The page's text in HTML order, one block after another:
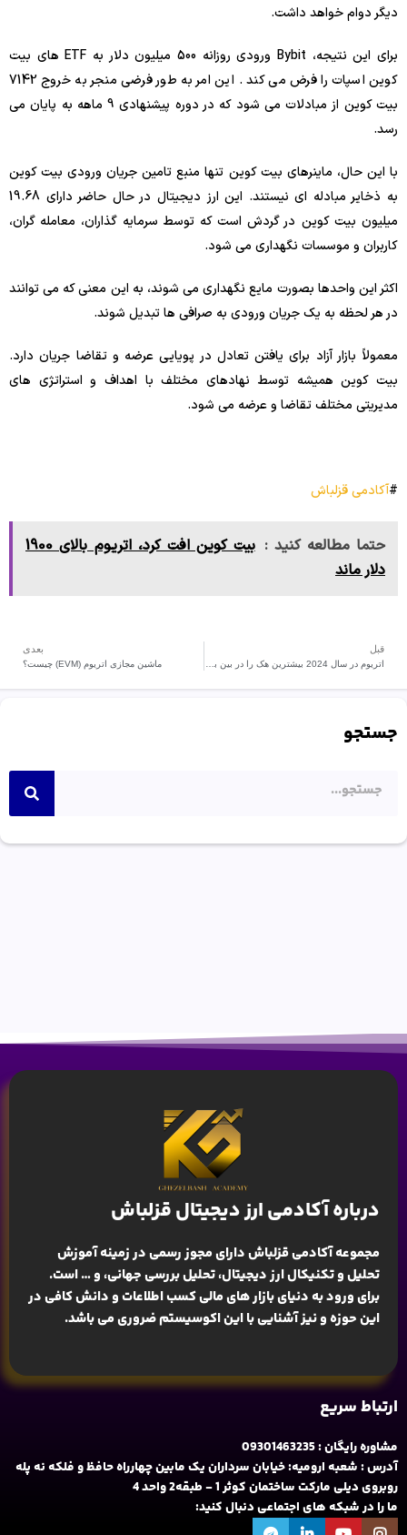
دیگر دوام خواهد داشت.
برای این نتیجه، Bybit ورودی روزانه 500 میلیون دلار به ETF های بیت
کوین اسپات را فرض می کند . این امر به طور فرضی منجر به خروج 7142
بیت کوین از مبادلات می شود که در دوره پیشنهادی 9 ماهه به پایان می
رسد.
با این حال، ماینرهای بیت کوین تنها منبع تامین جریان ورودی بیت کوین
به ذخایر مبادله ای نیستند. این ارز دیجیتال در حال حاضر دارای 19.68
میلیون بیت کوین در گردش است که توسط سرمایه گذاران، معامله گران،
کاربران و موسسات نگهداری می شود.
اکثر این واحدها بصورت مایع نگهداری می شوند، به این معنی که می توانند
در هر لحظه به یک جریان ورودی به صرافی ها تبدیل شوند.
معمولاً بازار آزاد برای یافتن تعادل در پویایی عرضه و تقاضا جریان دارد.
بیت کوین همیشه توسط نهادهای مختلف با اهداف و استراتژی های
مدیریتی مختلف تقاضا و عرضه می شود.
#آکادمی قزلباش
حتما مطالعه کنید :
بیت کوین افت کرد، اتریوم بالای 1900
دلار ماند
قبل
اتریوم در سال 2024 بیشترین هک را در بین بلاک چین ها دارد.!
بعدی
ماشین مجازی اتریوم (EVM) چیست؟
جستجو
درباره آکادمی ارز دیجیتال قزلباش
مجموعه آکادمی قزلباش دارای مجوز رسمی در زمینهآموزش
تحلیل و تکنیکال ارز دیجیتال، تحلیل بررسی جهانی، و … است.
برای ورود به دنیای بازار های مالی کسب اطلاعات و دانش کافی در
این حوزه و نیز آشنایی با این اکوسیستم ضروری می باشد.
ارتباط سریع
مشاوره رایگان : 09301463235
آدرس : شعبه ارومیه: خیابان سرداران یک مابین چهارراه حافظ و فلکه نه پله
روبروی دیلی مارکت ساختمان کوثر 1 - طبقه2 واحد 4
ما را در شبکه های اجتماعی دنبال کنید: